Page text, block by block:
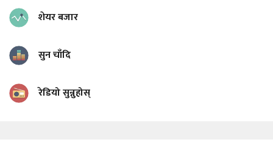
शेयर बजार
सुन चाँदि
रेडियो सुन्नुहोस्